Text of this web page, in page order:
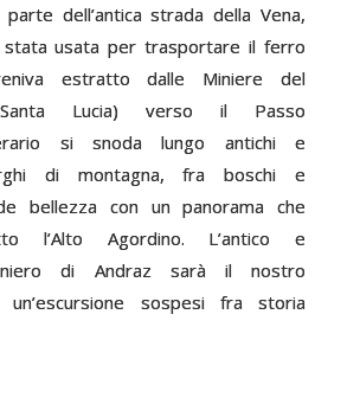
dell’antica strada della Vena,
usata per trasportare il ferro
estratto dalle Miniere del
Lucia) verso il Passo
si snoda lungo antichi e
di montagna, fra boschi e
bellezza con un panorama che
l’Alto Agordino. L’antico e
di Andraz sarà il nostro
sospesi fra storia